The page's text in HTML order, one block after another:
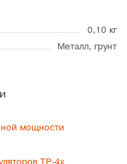
0,10 кг
Металл, грунт
мощности